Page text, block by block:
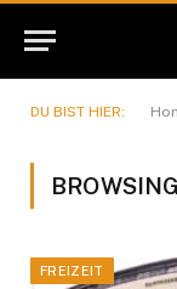
DU BIST HIER:
FREIZEIT